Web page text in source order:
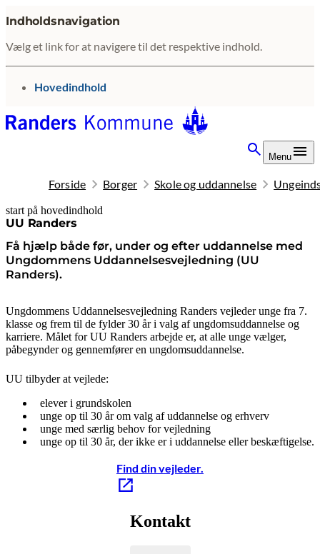
Indholdsnavigation
Vælg et link for at navigere til det respektive indhold.
gå til
Hovedindhold
Menu
Forside Borger Skole og uddannelse
start på hovedindhold
UU Randers
Få hjælp både før, under og efter uddannelse med
Ungdommens Uddannelsesvejledning (UU
Randers).
senest opdateret 24. juni 2026
Ungdommens Uddannelsesvejledning Randers vejleder unge fra 7.
klasse og frem til de fylder 30 år i valg af ungdomsuddannelse og
karriere. Målet for UU Randers arbejde er, at alle unge vælger,
påbegynder og gennemfører en ungdomsuddannelse.
UU tilbyder at vejlede:
elever i grundskolen
unge op til 30 år om valg af uddannelse og erhverv
unge med særlig behov for vejledning
unge op til 30 år, der ikke er i uddannelse eller beskæftigelse.
Find din vejleder.
Kontakt